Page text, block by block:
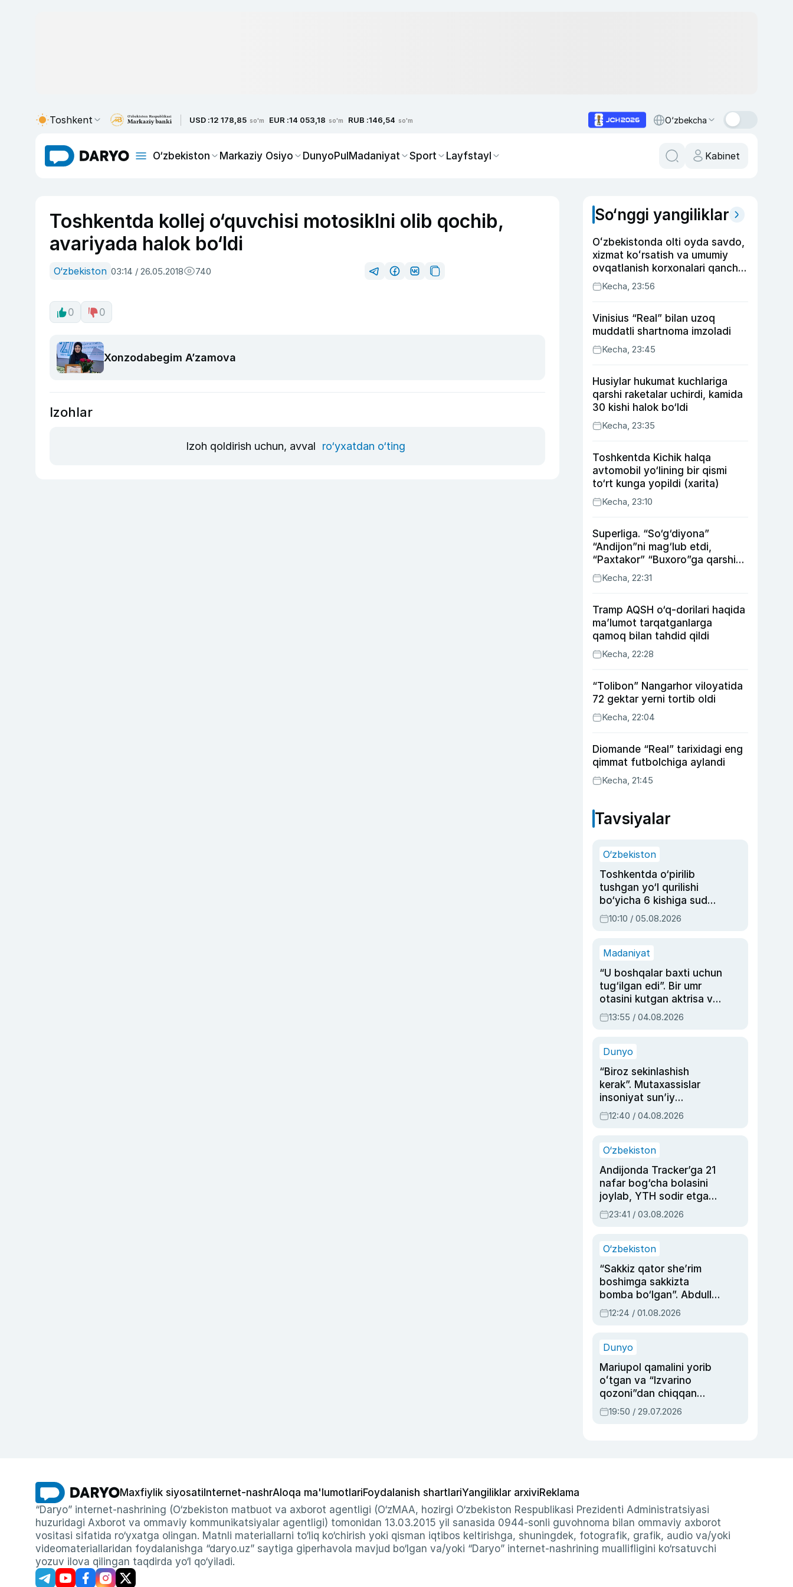
Toshkent USD :12 178,85 so'm EUR :14 053,18 so'm RUB :146,54 so'm O‘zbekcha
O‘zbekiston Markaziy Osiyo DunyoPulMadaniyat Sport Layfstayl Kabinet
Toshkentda kollej o‘quvchisi motosiklni olib qochib,
avariyada halok bo‘ldi
O‘zbekiston 03:14 / 26.05.2018 740
0 0
Xonzodabegim A’zamova
Izohlar
Izoh qoldirish uchun, avval ro‘yxatdan o‘ting
So‘nggi yangiliklar
Oʻzbekistonda olti oyda savdo,
xizmat koʻrsatish va umumiy
ovqatlanish korxonalari qancha
soliq toʻlagani ochiqlandi
Kecha, 23:56
Vinisius “Real” bilan uzoq
muddatli shartnoma imzoladi
Kecha, 23:45
Husiylar hukumat kuchlariga
qarshi raketalar uchirdi, kamida
30 kishi halok bo‘ldi
Kecha, 23:35
Toshkentda Kichik halqa
avtomobil yo‘lining bir qismi
to‘rt kunga yopildi (xarita)
Kecha, 23:10
Superliga. “So‘g‘diyona”
“Andijon”ni mag‘lub etdi,
“Paxtakor” “Buxoro”ga qarshi
bahsda g‘alabani qo‘ldan
chiqardi
Kecha, 22:31
Tramp AQSH o‘q-dorilari haqida
ma’lumot tarqatganlarga
qamoq bilan tahdid qildi
Kecha, 22:28
“Tolibon” Nangarhor viloyatida
72 gektar yerni tortib oldi
Kecha, 22:04
Diomande “Real” tarixidagi eng
qimmat futbolchiga aylandi
Kecha, 21:45
Tavsiyalar
O‘zbekiston
Toshkentda o‘pirilib
tushgan yo‘l qurilishi
bo‘yicha 6 kishiga sud
hukmi o‘qildi
10:10 / 05.08.2026
Madaniyat
“U boshqalar baxti uchun
tug‘ilgan edi”. Bir umr
otasini kutgan aktrisa va
dublyaj ustasi Rimma
Ahmedovaning
13:55 / 04.08.2026
Dunyo
“Biroz sekinlashish
kerak”. Mutaxassislar
insoniyat sun’iy
intellektni boshqara
olmay qolishidan xavotir
12:40 / 04.08.2026
O‘zbekiston
Andijonda Tracker’ga 21
nafar bog‘cha bolasini
joylab, YTH sodir etgan
ayolga sud hukmi o‘qildi
23:41 / 03.08.2026
O‘zbekiston
“Sakkiz qator she’rim
boshimga sakkizta
bomba bo‘lgan”. Abdulla
Oripovni siyosiy
ayblovlardan asrab
12:24 / 01.08.2026
Dunyo
Mariupol qamalini yorib
oʻtgan va “Izvarino
qozoni”dan chiqqan
qahramon — Ukraina
armiyasi bosh
19:50 / 29.07.2026
Maxfiylik siyosati Internet-nashrAloqa ma'lumotlariFoydalanish shartlariYangiliklar arxiviReklama
“Daryo” internet-nashrining (O‘zbekiston matbuot va axborot agentligi (O‘zMAA, hozirgi O‘zbekiston Respublikasi Prezidenti Administratsiyasi
huzuridagi Axborot va ommaviy kommunikatsiyalar agentligi) tomonidan 13.03.2015 yil sanasida 0944-sonli guvohnoma bilan ommaviy axborot
vositasi sifatida ro‘yxatga olingan. Matnli materiallarni to‘liq ko‘chirish yoki qisman iqtibos keltirishga, shuningdek, fotografik, grafik, audio va/yoki
videomateriallaridan foydalanishga “daryo.uz” saytiga giperhavola mavjud bo‘lgan va/yoki “Daryo” internet-nashrining muallifligini ko‘rsatuvchi
yozuv ilova qilingan taqdirda yo‘l qo‘yiladi.